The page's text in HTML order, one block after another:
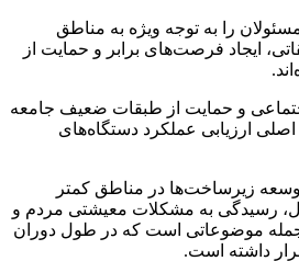
را به توجه ویژه به مناطق
ایجاد فرصت‌های برابر و حمایت از
و حمایت از طبقات ضعیف جامعه
ارزیابی عملکرد دستگاه‌های
زیرساخت‌ها در مناطق کمتر
رسیدگی به مشکلات معیشتی مردم و
جمله موضوعاتی است که در طول دوران
داشته است.